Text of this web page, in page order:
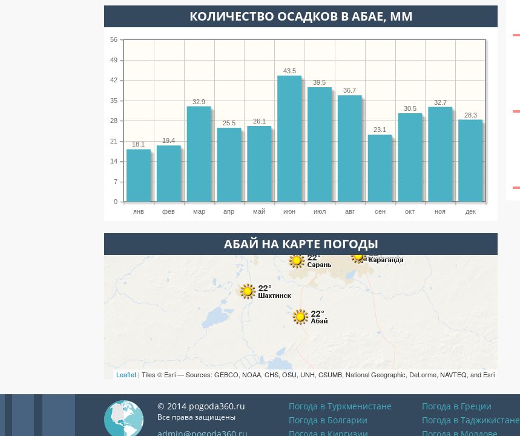
КОЛИЧЕСТВО ОСАДКОВ В АБАЕ, ММ
янв фев мар апр май июн июл авг сен окт ноя дек
0
7
14
21
28
35
42
49
56
28.3
32.7
30.5
23.1
36.7
39.5
43.5
26.1
25.5
32.9
19.4
18.1
АБАЙ НА КАРТЕ ПОГОДЫ
Leaflet | Tiles © Esri — Sources: GEBCO, NOAA, CHS, OSU, UNH, CSUMB, National Geographic, DeLorme, NAVTEQ, and Esri
© 2014 pogoda360.ru
Все права защищены
Погода в Туркменистане Погода в Греции
Погода в Болгарии
Погода в Таджикистане